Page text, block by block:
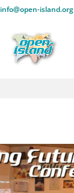
info@open-island.org